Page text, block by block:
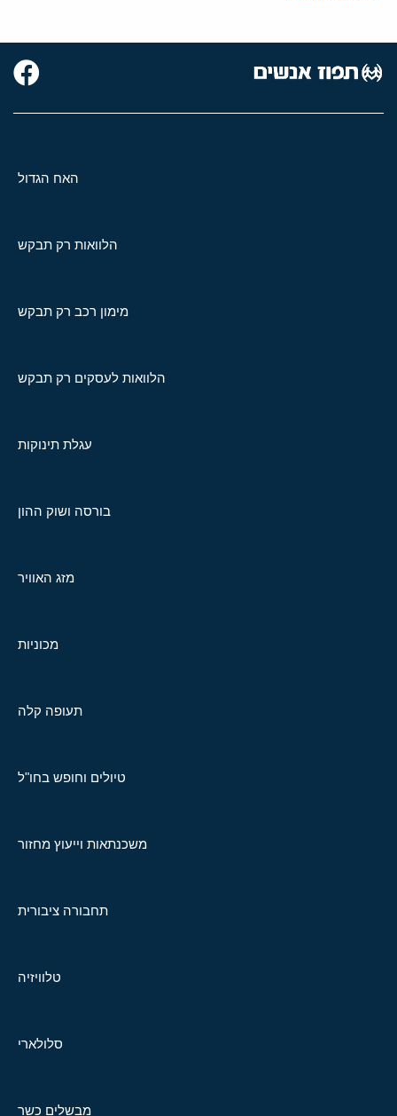
האח הגדול
הלוואות רק תבקש
מימון רכב רק תבקש
הלוואות לעסקים רק תבקש
עגלת תינוקות
בורסה ושוק ההון
מזג האוויר
מכוניות
תעופה קלה
טיולים וחופש בחו"ל
משכנתאות וייעוץ מחזור
תחבורה ציבורית
טלוויזיה
סלולארי
מבשלים כשר